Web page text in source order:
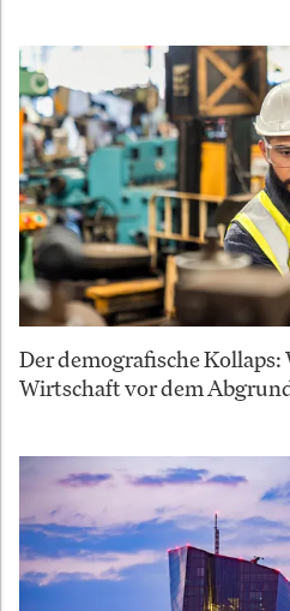
Der demografische
Wirtschaft vor dem